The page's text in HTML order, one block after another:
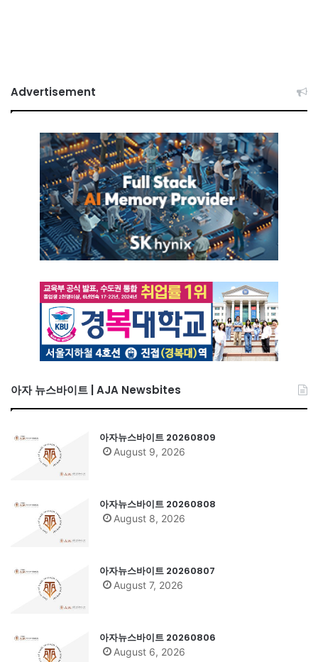
Advertisement
아자 뉴스바이트 | AJA Newsbites
아자뉴스바이트 20260809
August 9, 2026
아자뉴스바이트 20260808
August 8, 2026
아자뉴스바이트 20260807
August 7, 2026
아자뉴스바이트 20260806
August 6, 2026